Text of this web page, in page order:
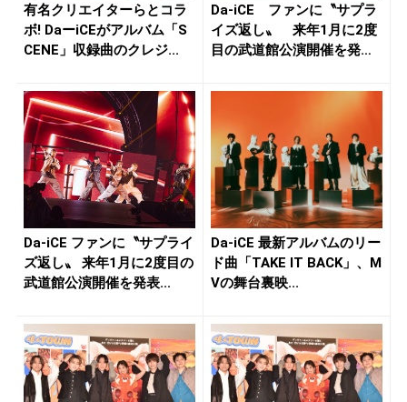
有名クリエイターらとコラ
ボ! DaーiCEがアルバム「S
CENE」収録曲のクレジ...
Da-iCE ファンに〝サプラ
イズ返し〟 来年1月に2度
目の武道館公演開催を発
Da-iCE ファンに〝サプライ
ズ返し〟 来年1月に2度目の
武道館公演開催を発表...
Da-iCE 最新アルバムのリー
ド曲「TAKE IT BACK」、M
Vの舞台裏映...